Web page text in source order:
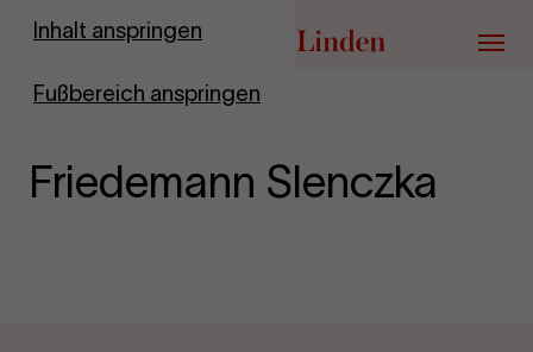
Inhalt anspringen
Fußbereich anspringen
Zur Startseite
Menü
Friedemann Slenczka